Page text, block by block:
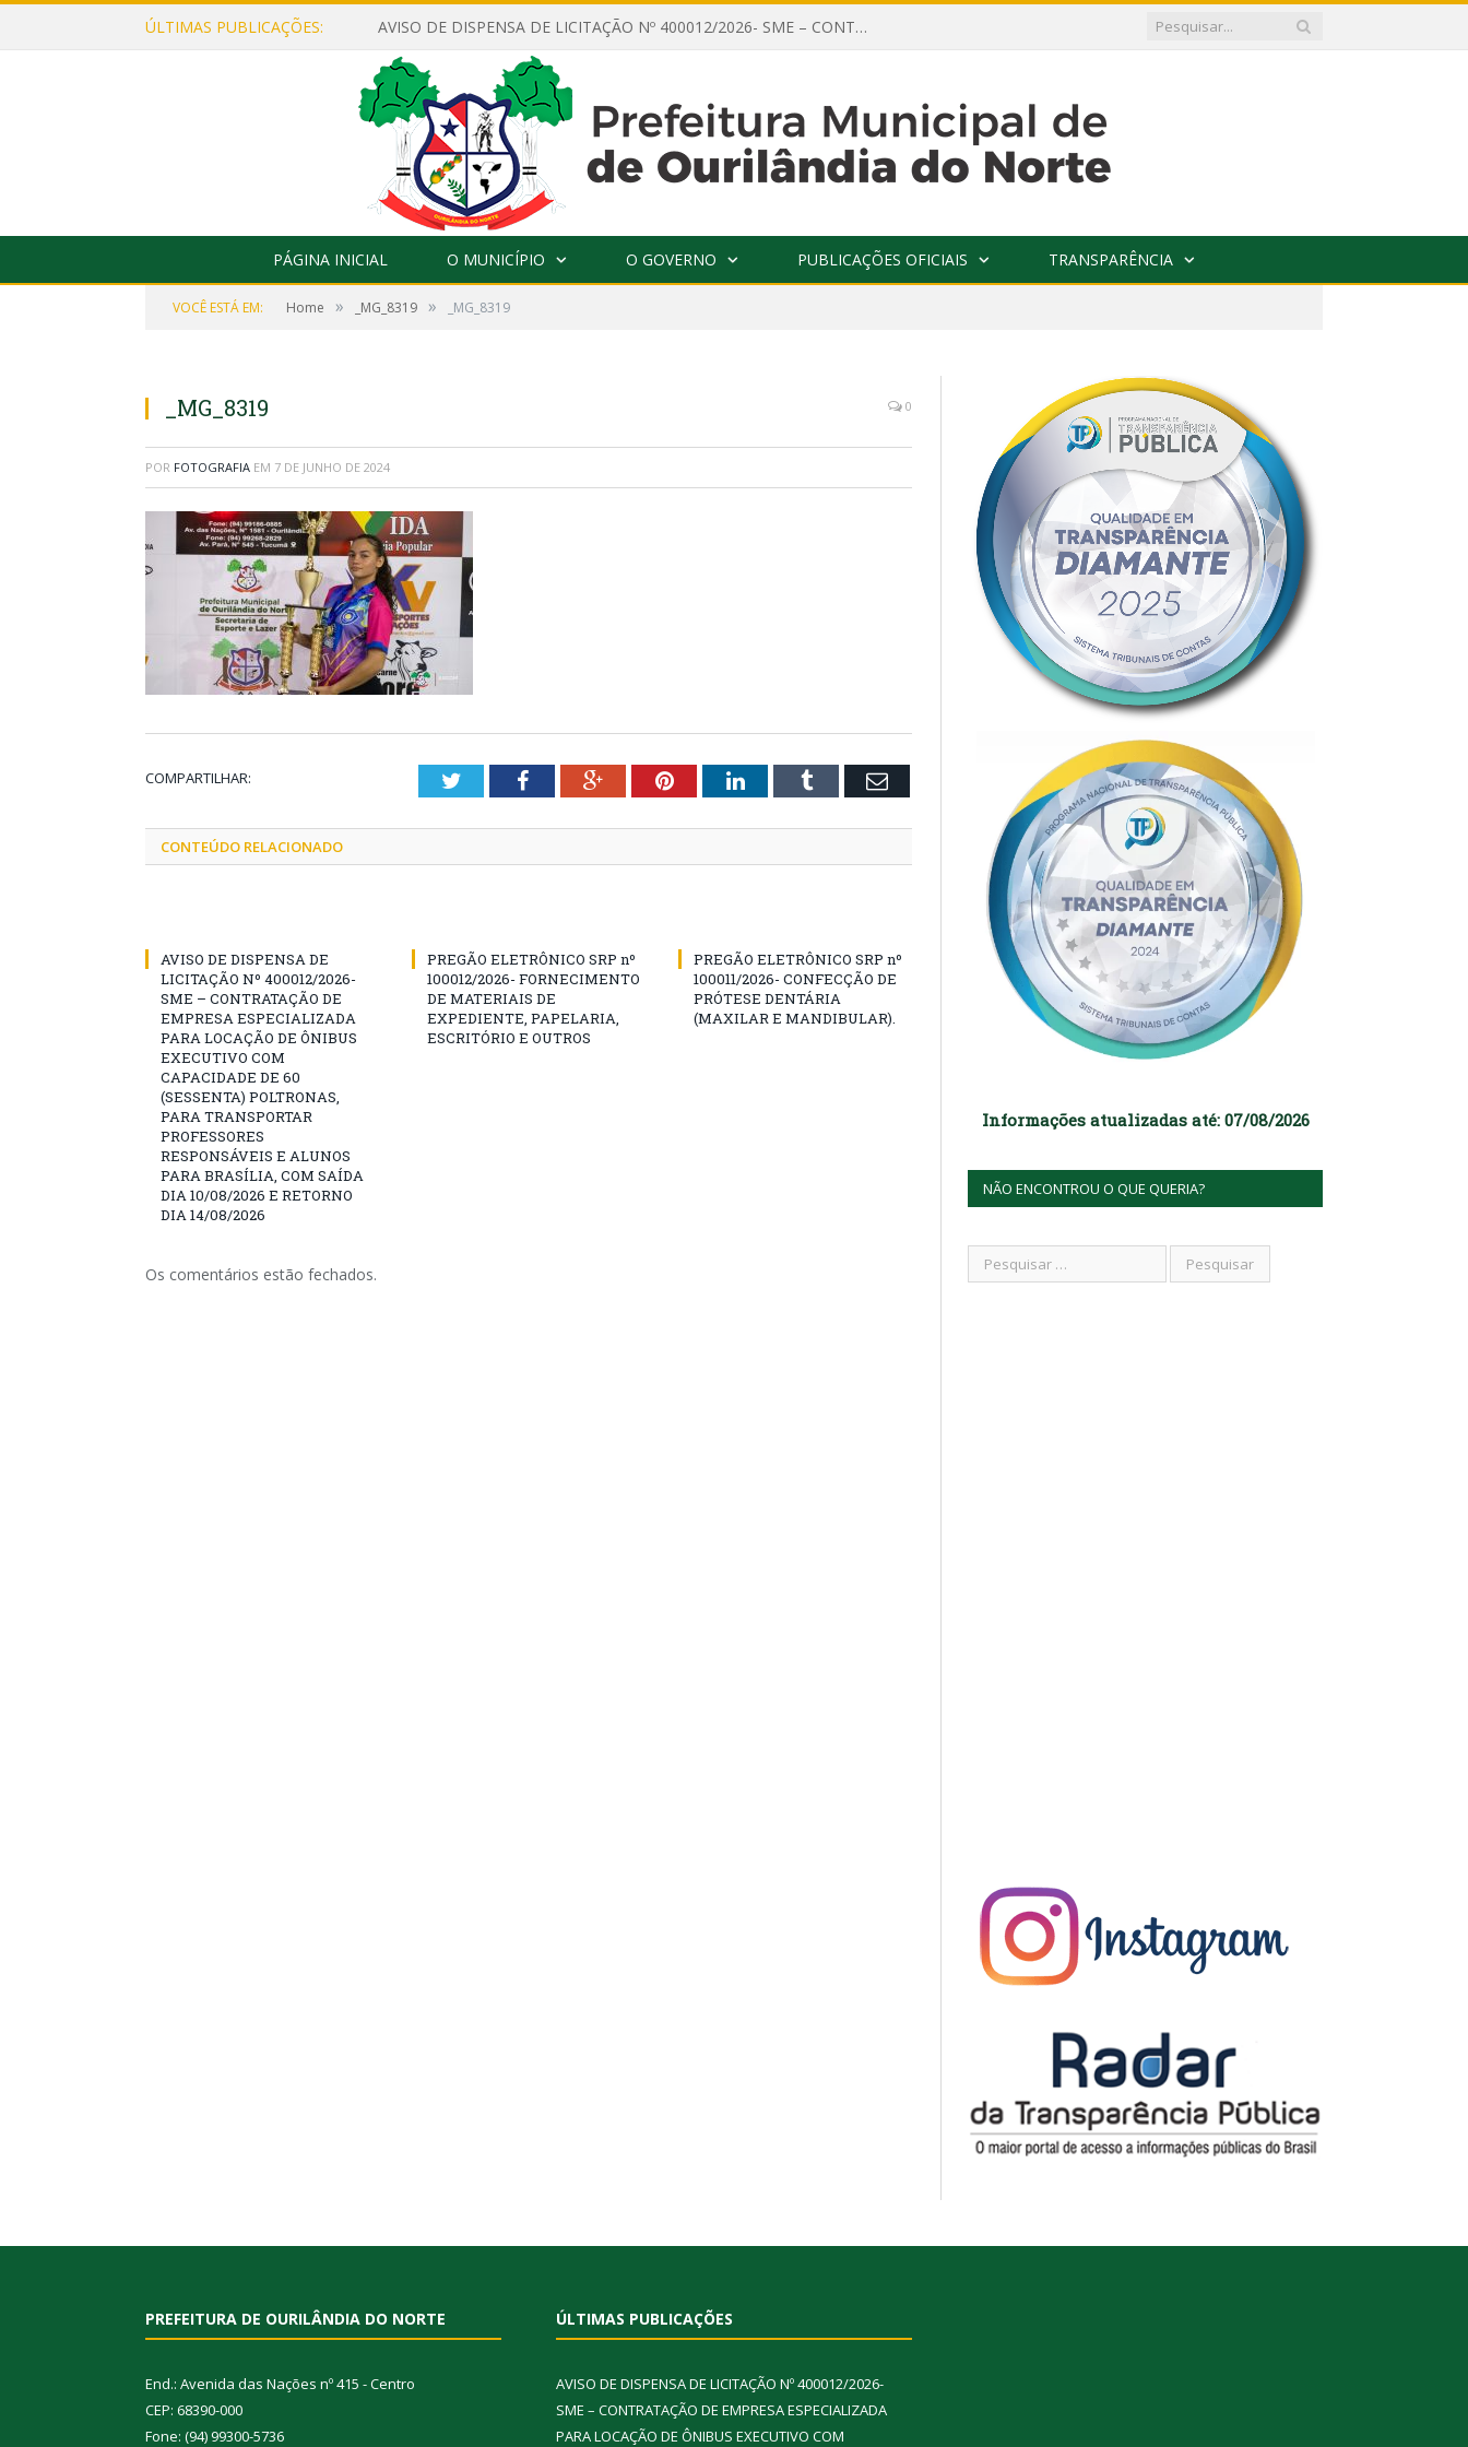
ÚLTIMAS PUBLICAÇÕES: AVISO DE DISPENSA DE LICITAÇÃO Nº 400012/2026- SME – CONTRATAÇÃO DE EMPRESA ESPECIALIZADA PARA LOCAÇÃO DE ÔNIBUS EXECUTIVO COM CAPACIDADE DE 60 (SESSENTA) POLTRONAS, PARA TRANSPORTAR PROFESSORES RESPONSÁVEIS E ALUNOS PARA BRASÍLIA, COM SAÍDA DIA 10/08/2026 E RETORNO DIA 14/08/2026
PÁGINA INICIAL O MUNICÍPIO O GOVERNO PUBLICAÇÕES OFICIAIS TRANSPARÊNCIA
VOCÊ ESTÁ EM: Home » _MG_8319 » _MG_8319
_MG_8319 0
POR FOTOGRAFIA EM 7 DE JUNHO DE 2024
COMPARTILHAR: TwitterFacebookGoogle+PinterestLinkedInTumblr Email
CONTEÚDO RELACIONADO
AVISO DE DISPENSA DE
LICITAÇÃO Nº 400012/2026-
SME – CONTRATAÇÃO DE
EMPRESA ESPECIALIZADA
PARA LOCAÇÃO DE ÔNIBUS
EXECUTIVO COM
CAPACIDADE DE 60
(SESSENTA) POLTRONAS,
PARA TRANSPORTAR
PROFESSORES
RESPONSÁVEIS E ALUNOS
PARA BRASÍLIA, COM SAÍDA
DIA 10/08/2026 E RETORNO
DIA 14/08/2026
PREGÃO ELETRÔNICO SRP nº
100012/2026- FORNECIMENTO
DE MATERIAIS DE
EXPEDIENTE, PAPELARIA,
ESCRITÓRIO E OUTROS
PREGÃO ELETRÔNICO SRP nº
100011/2026- CONFECÇÃO DE
PRÓTESE DENTÁRIA
(MAXILAR E MANDIBULAR).
Os comentários estão fechados.
Informações atualizadas até: 07/08/2026
NÃO ENCONTROU O QUE QUERIA?
PREFEITURA DE OURILÂNDIA DO NORTE
End.: Avenida das Nações nº 415 - Centro
CEP: 68390-000
Fone: (94) 99300-5736
ÚLTIMAS PUBLICAÇÕES
AVISO DE DISPENSA DE LICITAÇÃO Nº 400012/2026-
SME – CONTRATAÇÃO DE EMPRESA ESPECIALIZADA
PARA LOCAÇÃO DE ÔNIBUS EXECUTIVO COM